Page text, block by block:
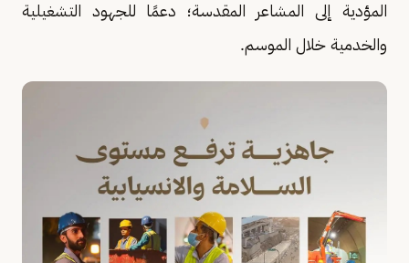
المؤدية إلى المشاعر المقدسة؛ دعمًا للجهود التشغيلية
والخدمية خلال الموسم.